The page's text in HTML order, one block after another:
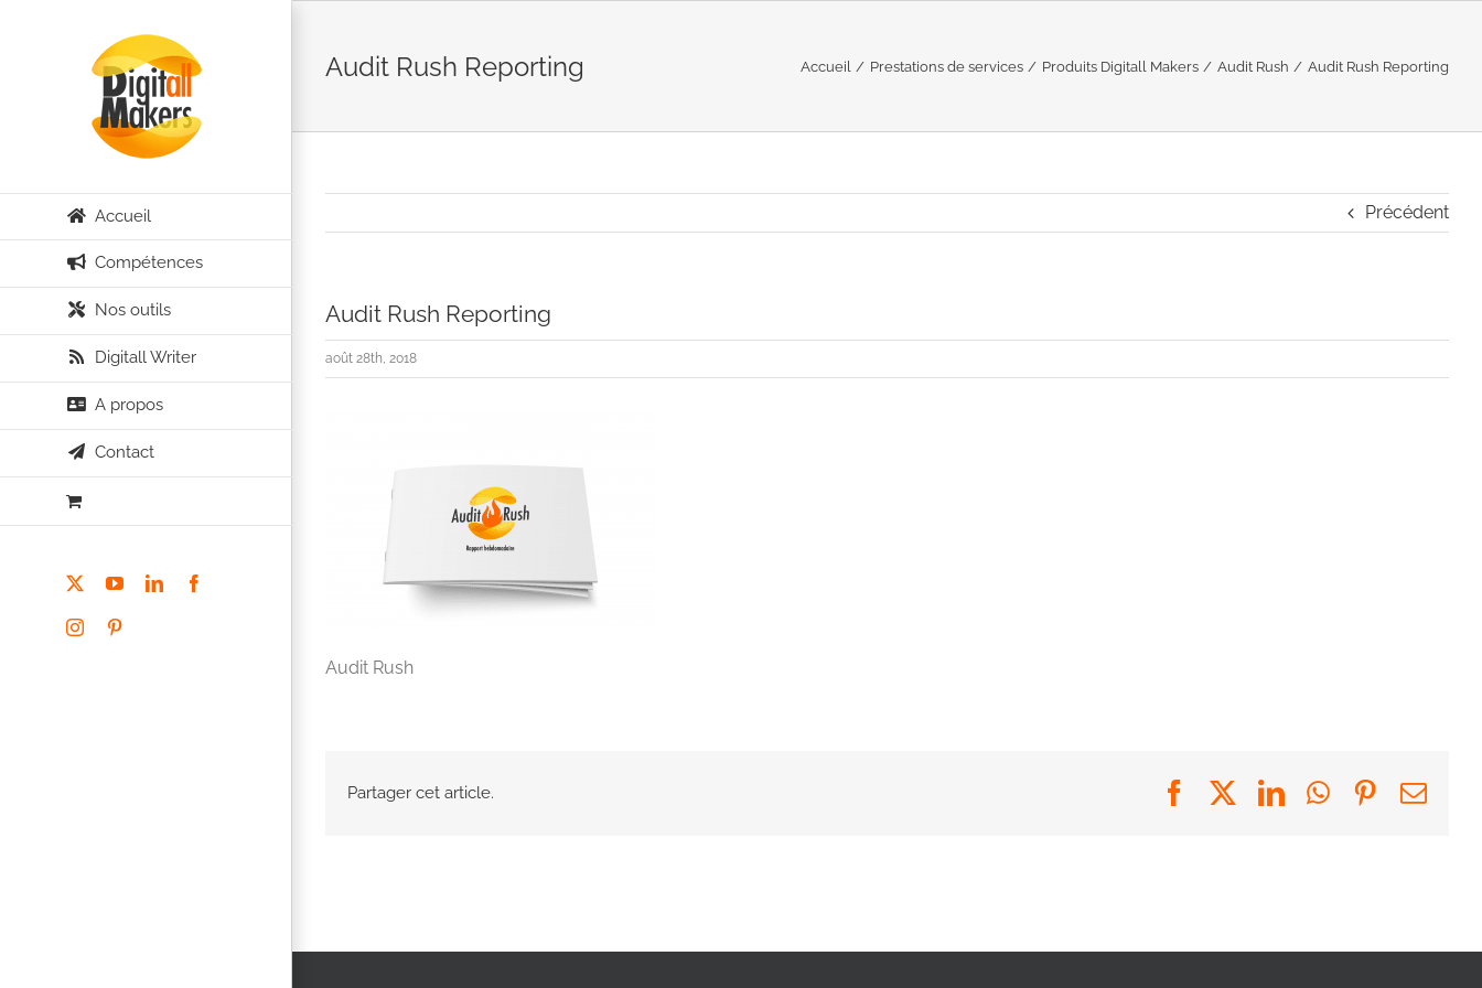
Accueil
Compétences
Nos outils
Digitall Writer
A propos
Contact
YouTubeLinkedIn
Instagram
Audit Rush Reporting Accueil Prestations de services Produits Digitall Makers Audit Rush Audit Rush Reporting
Précédent
Audit Rush Reporting
août 28th, 2018
Audit Rush
Partager cet article. FacebookLinkedInWhatsApp
Pinterest